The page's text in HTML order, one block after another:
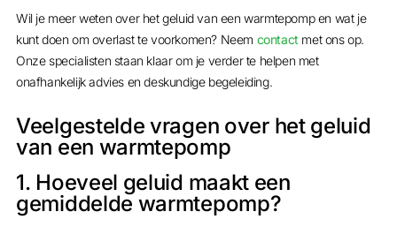
Wil je meer weten over het geluid van een warmtepomp en wat je
kunt doen om overlast te voorkomen? Neem contact met ons op.
Onze specialisten staan klaar om je verder te helpen met
onafhankelijk advies en deskundige begeleiding.
Veelgestelde vragen over het geluid
van een warmtepomp
1. Hoeveel geluid maakt een
gemiddelde warmtepomp?